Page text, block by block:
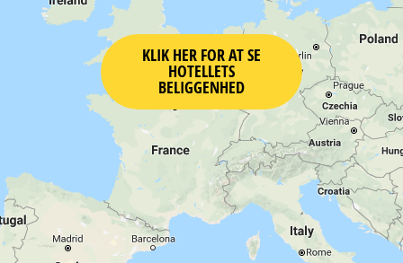
KLIK HER FOR AT SE
HOTELLETS
BELIGGENHED